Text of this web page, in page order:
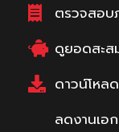
ตรวจสอบ
ดูยอดสะส
ดาวน์โหล
ลดงานเอ